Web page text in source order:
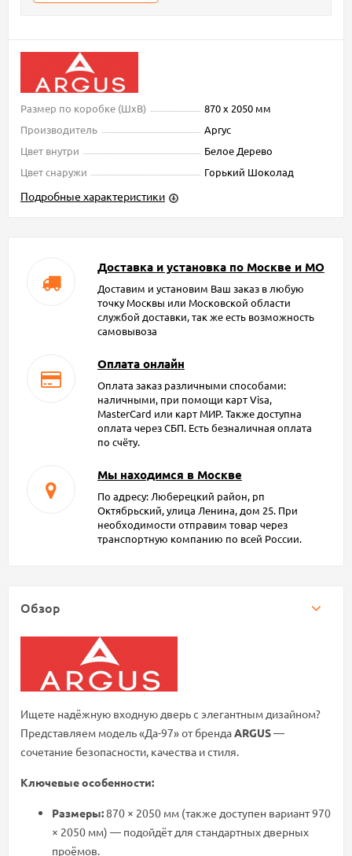
Размер по коробке (ШxВ)
870 х 2050 мм
Производитель
Аргус
Цвет внутри
Белое Дерево
Цвет снаружи
Горький Шоколад
Подробные характеристики
Доставка и установка по Москве и МО
Доставим и установим Ваш заказ в любую
точку Москвы или Московской области
службой доставки, так же есть возможность
самовывоза
Оплата онлайн
Оплата заказ различными способами:
наличными, при помощи карт Visa,
MasterCard или карт МИР. Также доступна
оплата через СБП. Есть безналичная оплата
по счёту.
Мы находимся в Москве
По адресу: Люберецкий район, рп
Октябрьский, улица Ленина, дом 25. При
необходимости отправим товар через
транспортную компанию по всей России.
Обзор
Ищете надёжную входную дверь с элегантным дизайном?
Представляем модель «Да-97» от брендаARGUS—
сочетание безопасности, качества и стиля.
Ключевые особенности:
Размеры:870 × 2050 мм (также доступен вариант 970
× 2050 мм) — подойдёт для стандартных дверных
проёмов.